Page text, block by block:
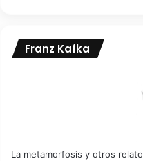
Franz Kafka
La metamorfosis y otros